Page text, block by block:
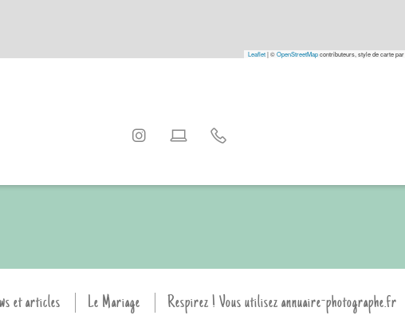
Leaflet|©OpenStreetMapcontributeurs, style de carte par
et articles Le Mariage Respirez ! Vous utilisez annuaire-photographe.fr